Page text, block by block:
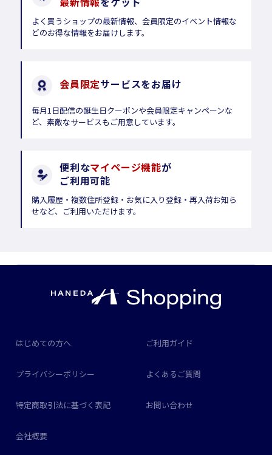
よく買うショップの最新情報、会員限定のイベント情報な
どのお得な情報をお届けします。
会員限定サービスをお届け
毎月1日配信の誕生日クーポンや会員限定キャンペーンな
ど、素敵なサービスもご用意しています。
便利なマイページ機能が
ご利用可能
購入履歴・複数住所登録・お気に入り登録・再入荷お知ら
せなど、ご利用いただけます。
はじめての方へ ご利用ガイド
プライバシーポリシー よくあるご質問
特定商取引法に基づく表記 お問い合わせ
会社概要